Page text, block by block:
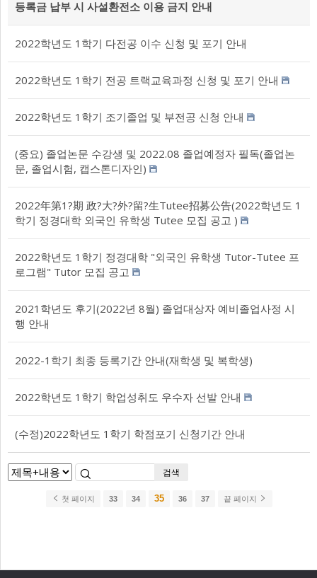
등록금 납부 시 사설환전소 이용 금지 안내
2022학년도 1학기 다전공 이수 신청 및 포기 안내
2022학년도 1학기 전공 트랙교육과정 신청 및 포기 안내
2022학년도 1학기 조기졸업 및 부전공 신청 안내
(중요) 졸업논문 수강생 및 2022.08 졸업예정자 필독(졸업논
문, 졸업시험, 캡스톤디자인)
2022年第1?期 政?大?外?留?生Tutee招募公告(2022학년도 1
학기 정경대학 외국인 유학생 Tutee 모집 공고 )
2022학년도 1학기 정경대학 "외국인 유학생 Tutor-Tutee 프
로그램" Tutor 모집 공고
2021학년도 후기(2022년 8월) 졸업대상자 예비졸업사정 시
행 안내
2022-1학기 최종 등록기간 안내(재학생 및 복학생)
2022학년도 1학기 학업성취도 우수자 선발 안내
(수정)2022학년도 1학기 학점포기 신청기간 안내
검색
첫 페이지 33 34 35 36 37 끝 페이지